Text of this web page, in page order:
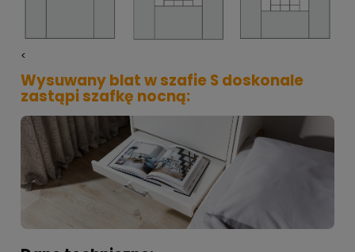
<
Wysuwany blat w szafie S doskonale
zastąpi szafkę nocną: